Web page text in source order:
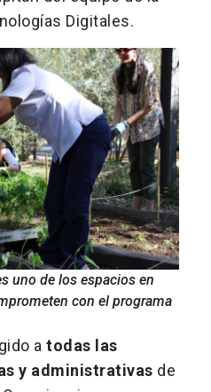
Digitales.
uno de los espacios en
con el programa
a todas las
y administrativas de